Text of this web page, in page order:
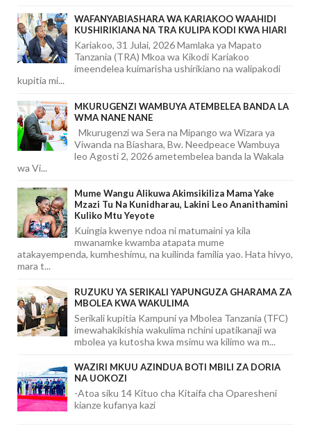
WAFANYABIASHARA WA KARIAKOO WAAHIDI
KUSHIRIKIANA NA TRA KULIPA KODI KWA HIARI
Kariakoo, 31 Julai, 2026 Mamlaka ya Mapato
Tanzania (TRA) Mkoa wa Kikodi Kariakoo
imeendelea kuimarisha ushirikiano na walipakodi
kupitia mi...
MKURUGENZI WAMBUYA ATEMBELEA BANDA LA
WMA NANE NANE
Mkurugenzi wa Sera na Mipango wa Wizara ya
Viwanda na Biashara, Bw. Needpeace Wambuya
leo Agosti 2, 2026 ametembelea banda la Wakala
wa Vi...
Mume Wangu Alikuwa Akimsikiliza Mama Yake
Mzazi Tu Na Kunidharau, Lakini Leo Ananithamini
Kuliko Mtu Yeyote
Kuingia kwenye ndoa ni matumaini ya kila
mwanamke kwamba atapata mume
atakayempenda, kumheshimu, na kuilinda familia yao. Hata hivyo,
mara t...
RUZUKU YA SERIKALI YAPUNGUZA GHARAMA ZA
MBOLEA KWA WAKULIMA
Serikali kupitia Kampuni ya Mbolea Tanzania (TFC)
imewahakikishia wakulima nchini upatikanaji wa
mbolea ya kutosha kwa msimu wa kilimo wa m...
WAZIRI MKUU AZINDUA BOTI MBILI ZA DORIA
NA UOKOZI
-Atoa siku 14 Kituo cha Kitaifa cha Oparesheni
kianze kufanya kazi